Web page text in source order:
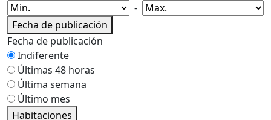
-
Fecha de publicación
Fecha de publicación
Indiferente
Últimas 48 horas
Última semana
Último mes
Habitaciones